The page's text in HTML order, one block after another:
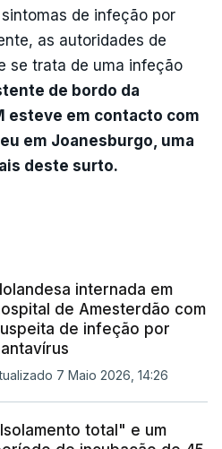
de infeção por
as autoridades de
se trata de uma infeção
de bordo da
esteve em contacto com
em Joanesburgo, uma
deste surto.
internada em
de Amesterdão com
de infeção por
7 Maio 2026, 14:26
total" e um